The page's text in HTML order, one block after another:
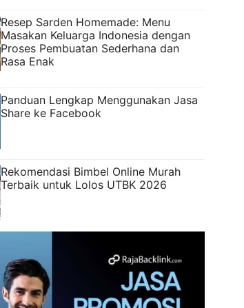
Resep Sarden Homemade: Menu
Masakan Keluarga Indonesia dengan
Proses Pembuatan Sederhana dan
Rasa Enak
Panduan Lengkap Menggunakan Jasa
Share ke Facebook
Rekomendasi Bimbel Online Murah
Terbaik untuk Lolos UTBK 2026